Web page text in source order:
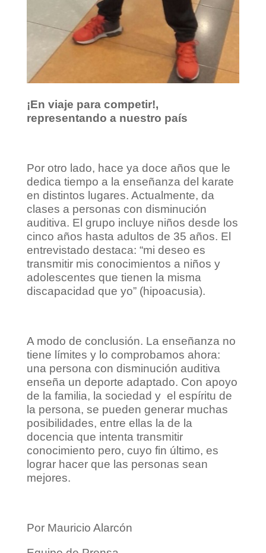
¡En viaje para competir!,
representando a nuestro país
Por otro lado, hace ya doce años que le
dedica tiempo a la enseñanza del karate
en distintos lugares. Actualmente, da
clases a personas con disminución
auditiva. El grupo incluye niños desde los
cinco años hasta adultos de 35 años. El
entrevistado destaca: “mi deseo es
transmitir mis conocimientos a niños y
adolescentes que tienen la misma
discapacidad que yo” (hipoacusia).
A modo de conclusión. La enseñanza no
tiene límites y lo comprobamos ahora:
una persona con disminución auditiva
enseña un deporte adaptado. Con apoyo
de la familia, la sociedad y el espíritu de
la persona, se pueden generar muchas
posibilidades, entre ellas la de la
docencia que intenta transmitir
conocimiento pero, cuyo fin último, es
lograr hacer que las personas sean
mejores.
Por Mauricio Alarcón